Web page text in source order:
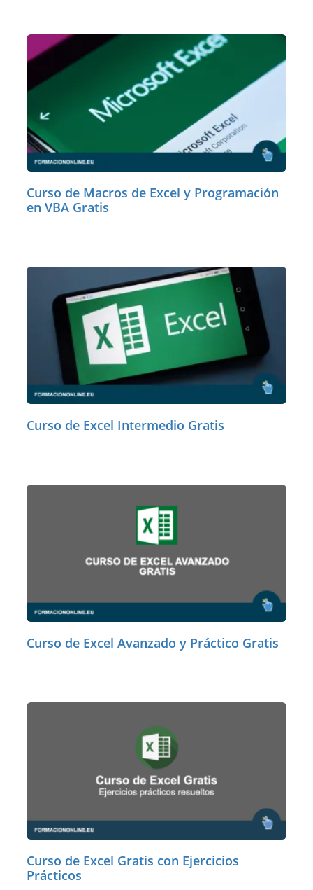
Curso de Macros de Excel y Programación
en VBA Gratis
Curso de Excel Intermedio Gratis
Curso de Excel Avanzado y Práctico Gratis
Curso de Excel Gratis con Ejercicios
Prácticos